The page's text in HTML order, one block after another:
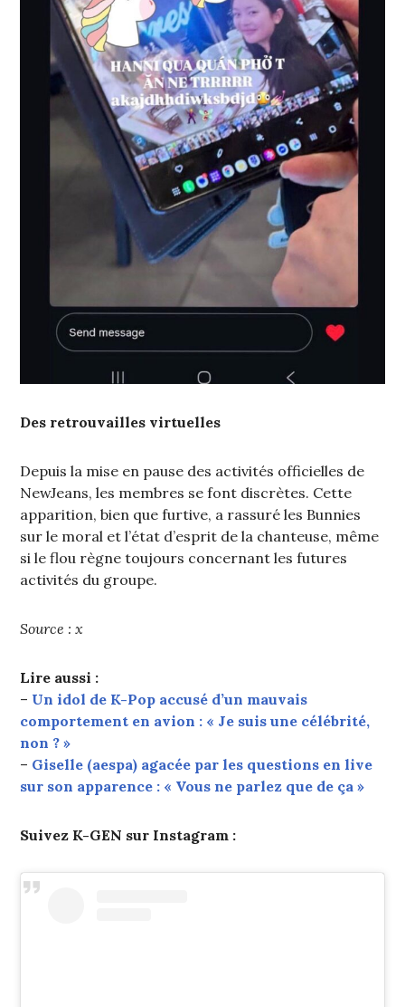
Des retrouvailles virtuelles
Depuis la mise en pause des activités officielles de
NewJeans, les membres se font discrètes. Cette
apparition, bien que furtive, a rassuré les Bunnies
sur le moral et l’état d’esprit de la chanteuse, même
si le flou règne toujours concernant les futures
activités du groupe.
Source : x
Lire aussi :
– Un idol de K-Pop accusé d’un mauvais
comportement en avion : « Je suis une célébrité,
non ? »
– Giselle (aespa) agacée par les questions en live
sur son apparence : « Vous ne parlez que de ça »
Suivez K-GEN sur Instagram :